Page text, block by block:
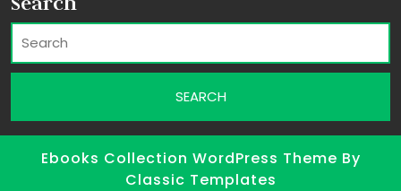
Ebooks Collection WordPress Theme By
Classic Templates